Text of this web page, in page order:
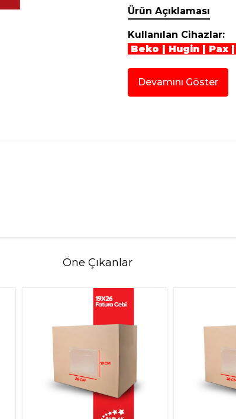
Ürün Açıklaması
Kullanılan Cihazlar:
Beko | Hugin | Pax
Devamını Göster
Öne Çıkanlar